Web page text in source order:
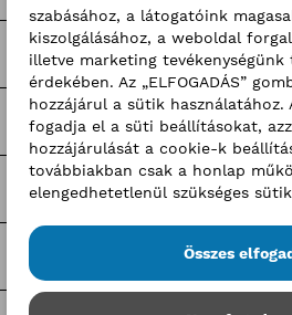
Nagy Elek cikkek
Kerületi pályázatok
Pályázatfigyelő
szabásához, a látogatóink
kiszolgálásához, a weboldal
illetve marketing tevékenységünk
érdekében. Az „ELFOGADÁS”
hozzájárul a sütik használatához.
fogadja el a süti beállításokat,
hozzájárulását a cookie-k
továbbiakban csak a honlap
elengedhetetlenül szükséges
Összes